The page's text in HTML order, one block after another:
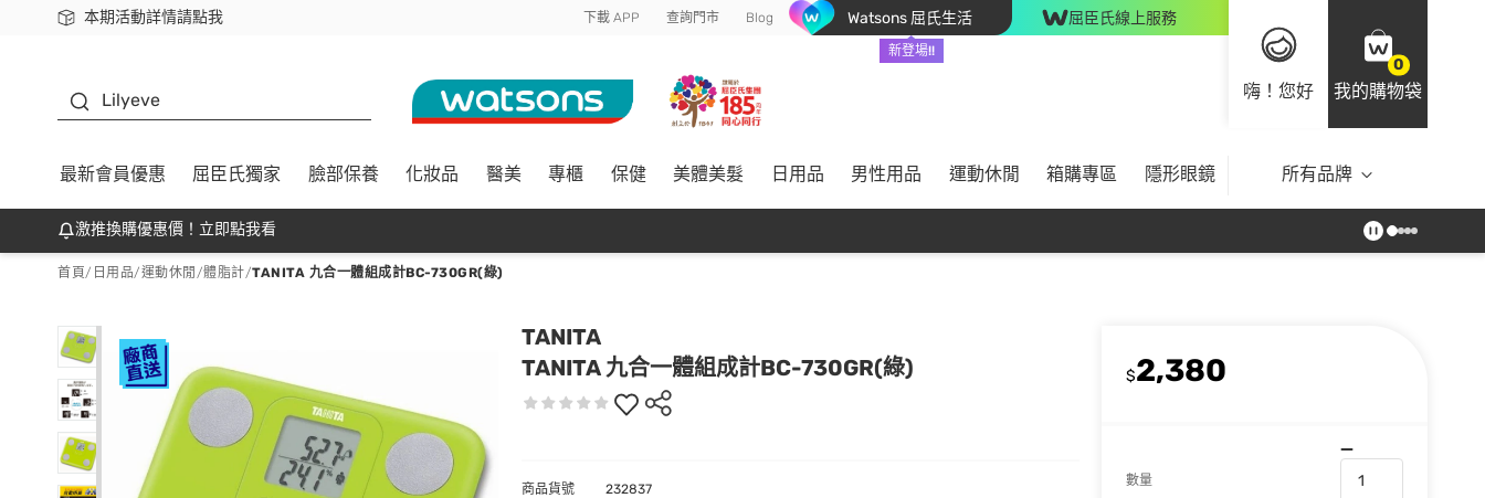
本期活動詳情請點我
下載app最高回饋$350 下載 APP 查詢門市 Blog Watsons 屈氏生活
新登場!!
屈臣氏線上服務
嗨！您好
0
我的購物袋
Lilyeve
最新會員優惠 屈臣氏獨家 臉部保養 化妝品 醫美 專櫃 保健 美體美髮 日用品 男性用品 運動休閒 箱購專區 隱形眼鏡 所有品牌
激推換購優惠價！立即點我看
首頁/ 日用品/運動休閒 /體脂計/TANITA 九合一體組成計BC-730GR(綠)
TANITA
TANITA 九合一體組成計BC-730GR(綠)
$2,380
數量
商品貨號 232837